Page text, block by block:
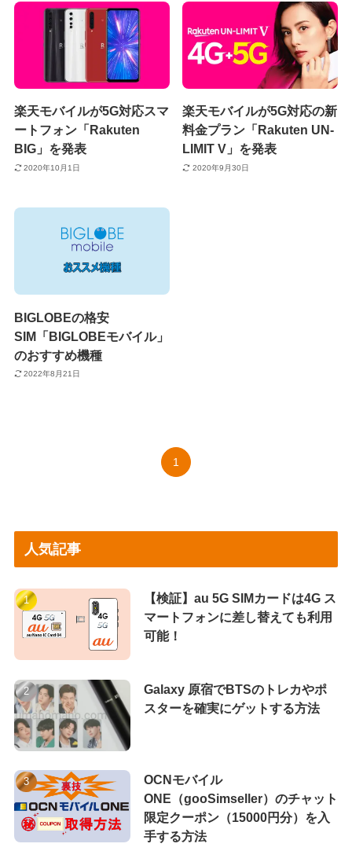
楽天モバイルが5G対応スマ
ートフォン「Rakuten
BIG」を発表
2020年10月1日
楽天モバイルが5G対応の新
料金プラン「Rakuten UN-
LIMIT V」を発表
2020年9月30日
BIGLOBEの格安
SIM「BIGLOBEモバイル」
のおすすめ機種
2022年8月21日
1
人気記事
【検証】au 5G SIMカードは4G ス
マートフォンに差し替えても利用
可能！
Galaxy 原宿でBTSのトレカやポ
スターを確実にゲットする方法
OCNモバイル
ONE（gooSimseller）のチャット
限定クーポン（15000円分）を入
手する方法